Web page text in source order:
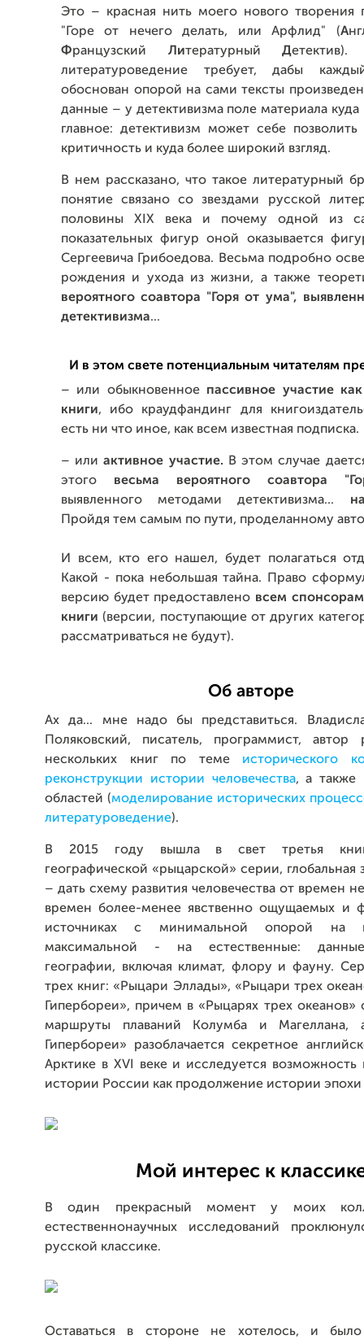
Это – красная нить моего нового творения
"Горе от нечего делать, или Арфлид" (А
Французский ЛитературныйДетектив).
литературоведение требует, дабы
обоснован опорой на сами тексты
данные – у детективизма поле материала
главное: детективизм может себе
критичность и куда более широкий взгляд.
В нем рассказано, что такое литературный
понятие связано со звездами русской
половины XIX века и почему одной из
показательных фигур оной оказывается
Сергеевича Грибоедова. Весьма подробно
рождения и ухода из жизни, а также
вероятного соавтора "Горя от ума",
детективизма...
И в этом свете потенциальным читателям
– или обыкновенное пассивное участие
книги, ибо краудфандинг для
есть ни что иное, как всем известная подписка.
– илиактивное участие. В этом случае
этого весьма вероятного соавтора
выявленного методами детективизма...
Пройдя тем самым по пути, проделанному
И всем, кто его нашел, будет полагаться
Какой - пока небольшая тайна. Право
версию будет предоставлено всем
книги (версии, поступающие от других
рассматриваться не будут).
Об авторе
Ах да... мне надо бы представиться.
Поляковский, писатель, программист,
нескольких книг по теме исторического
реконструкции истории человечества, а также
областей (моделирование исторических
литературоведение).
В 2015 году вышла в свет третья
географической «рыцарской» серии, глобальная
– дать схему развития человечества от времен
времен более-менее явственно ощущаемых и
источниках с минимальной опорой на
максимальной - на естественные:
географии, включая климат, флору и фауну.
трех книг: «Рыцари Эллады», «Рыцари трех
Гипербореи», причем в «Рыцарях трех океанов»
маршруты плаваний Колумба и Магеллана,
Гипербореи» разоблачается секретное
Арктике в XVI веке и исследуется возможность
истории России как продолжение истории
Мой интерес к
В один прекрасный момент у моих
естественнонаучных исследований
русской классике.
Оставаться в стороне не хотелось, и было